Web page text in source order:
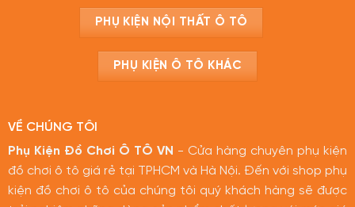
PHỤ KIỆN NỘI THẤT Ô TÔ
PHỤ KIỆN Ô TÔ KHÁC
VỀ CHÚNG TÔI
Phụ Kiện Đồ Chơi Ô TÔ VN - Cửa hàng chuyên phụ kiện
đồ chơi ô tô giá rẻ tại TPHCM và Hà Nội. Đến với shop phụ
kiện đồ chơi ô tô của chúng tôi quý khách hàng sẽ được